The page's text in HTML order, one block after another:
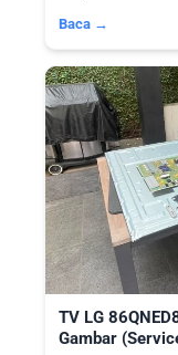
Baca →
TV LG
Gambar